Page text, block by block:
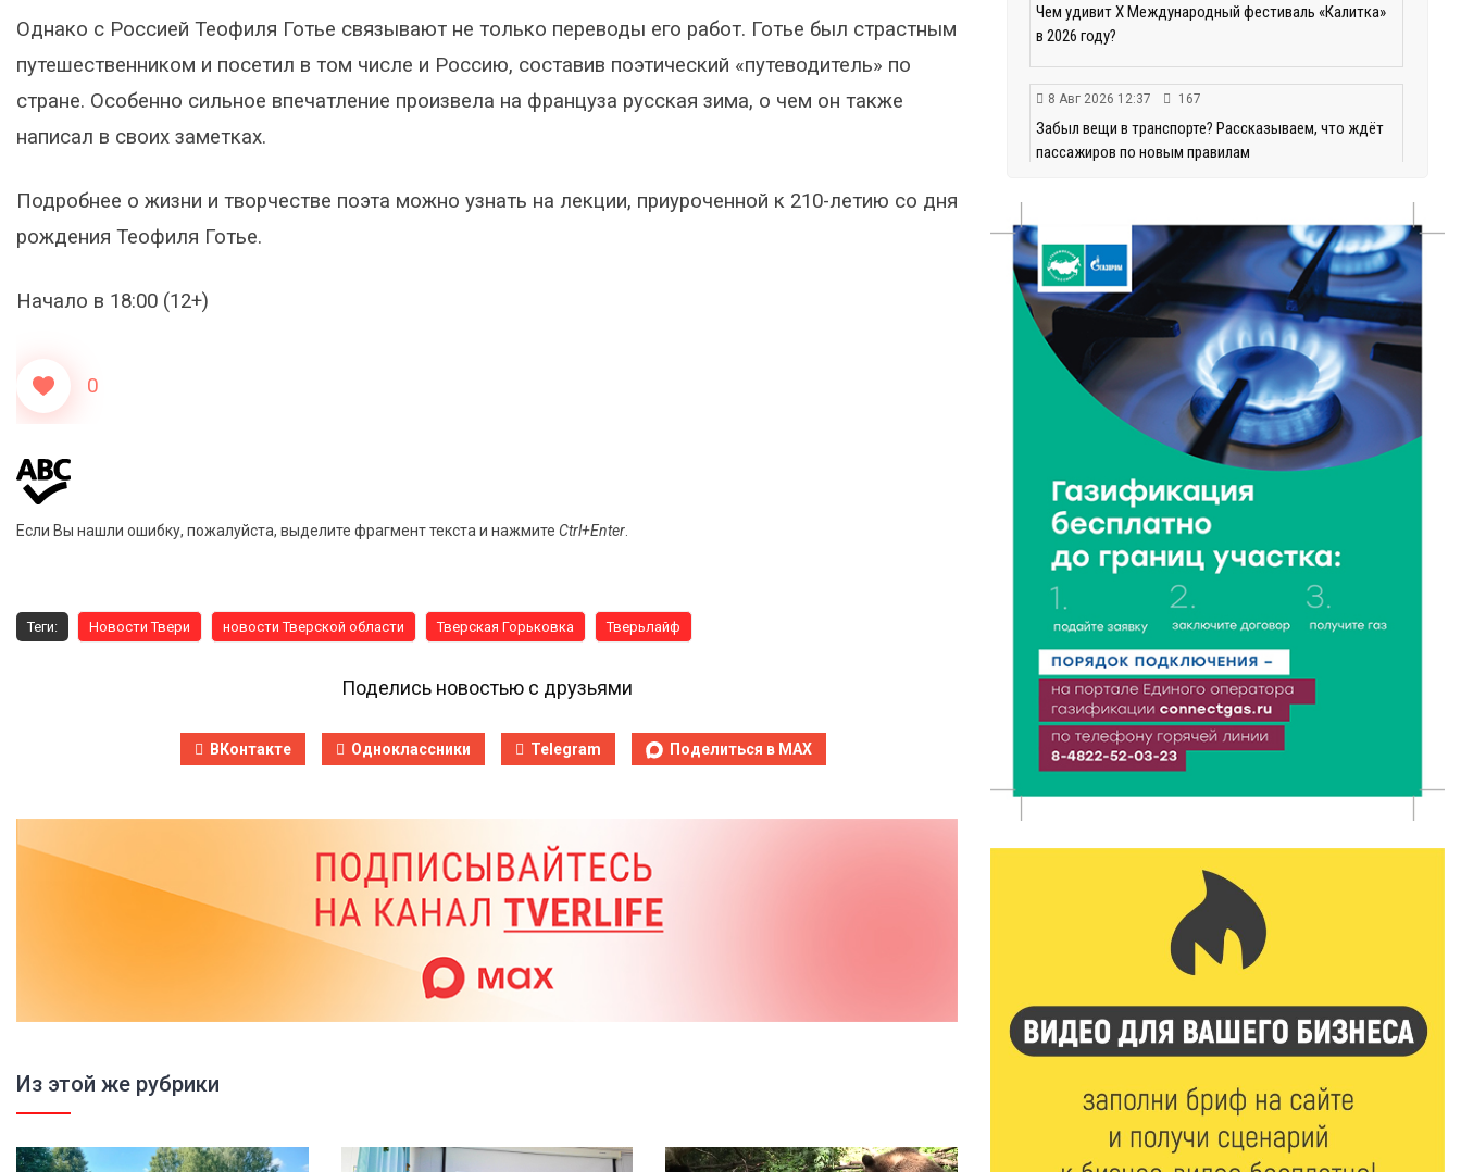
Однако с Россией Теофиля Готье связывают не только переводы его работ. Готье был страстным
путешественником и посетил в том числе и Россию, составив поэтический «путеводитель» по
стране. Особенно сильное впечатление произвела на француза русская зима, о чем он также
написал в своих заметках.
Подробнее о жизни и творчестве поэта можно узнать на лекции, приуроченной к 210-летию со дня
рождения Теофиля Готье.
Начало в 18:00 (12+)
0
Если Вы нашли ошибку, пожалуйста, выделите фрагмент текста и нажмите Ctrl+Enter
Теги: Новости Твери новости Тверской области Тверская Горьковка Тверьлайф
Поделись новостью с друзьями
ВКонтакте Одноклассники Telegram Поделиться в MAX
Из этой же рубрики
Чем удивит X Международный фестиваль «Калитка»
в 2026 году?
8 Авг 2026 12:37 167
Забыл вещи в транспорте? Рассказываем, что ждёт
пассажиров по новым правилам
От теории до практики: в детских лагерях Тверской
области проходят «Дни безопасности»
8 Авг 2026 10:37 162
Арбуз без риска: на что обратить внимание при
покупке — советы Роскачества
160
«Эстафету чемпионов» провели на площади
Оленинского Дома культуры
8 Авг 2026 07:58 236
В Нелидово открылся бассейн
8 Авг 2026 05:02 245
В Тверской области провели Арбузный книжный
день
7 Авг 2026 23:02 315
правила безопасности в автобусах
329
Сотрудники УФСИН по Тверской области
поддержали Всероссийскую акцию ко Дню
7 Авг 2026 22:02 342
Новые правила РЖД: пассажиров начнут
информировать об изменениях маршрута в
цифровом формате